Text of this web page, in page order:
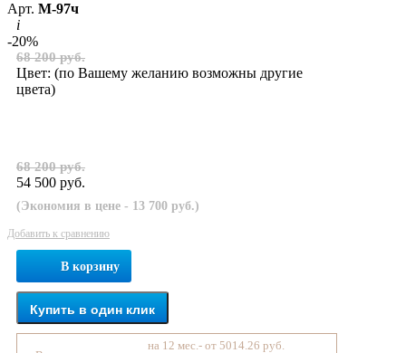
Арт. М-97ч
i
-20%
68 200 руб.
Цвет: (по Вашему желанию возможны другие
цвета)
68 200 руб.
54 500 руб.
(Экономия в цене - 13 700 руб.)
Добавить к сравнению
В корзину
Купить в один клик
на 12 мес.- от 5014.26 руб.